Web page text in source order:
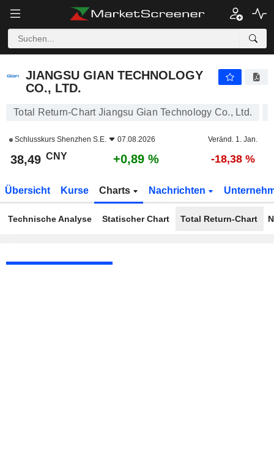
JIANGSU GIAN TECHNOLOGY
CO., LTD.
Total Return-Chart Jiangsu Gian Technology Co., Ltd.
Schlusskurs Shenzhen S.E. 07.08.2026 Veränd. 1. Jan.
38,49 CNY +0,89 % -18,38 %
Übersicht Kurse Charts Nachrichten
Technische Analyse Statischer Chart Total Return-Chart